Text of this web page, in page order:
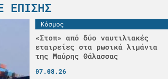
ΕΠΊΣΗΣ
Κόσμος
«Στοπ» από δύο ναυτιλιακές
εταιρείες στα ρωσικά λιμάνια
της Μαύρης Θάλασσας
07.08.26